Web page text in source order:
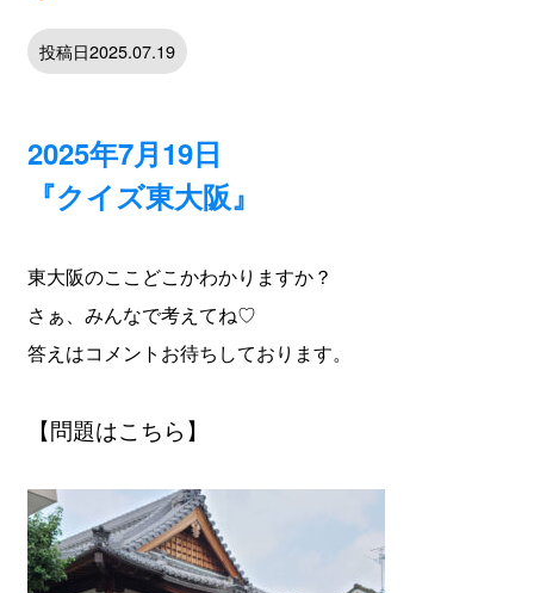
投稿日2025.07.19
2025年7月19日
『クイズ東大阪』
東大阪のここどこかわかりますか？
さぁ、みんなで考えてね♡
答えはコメントお待ちしております。
【問題はこちら】